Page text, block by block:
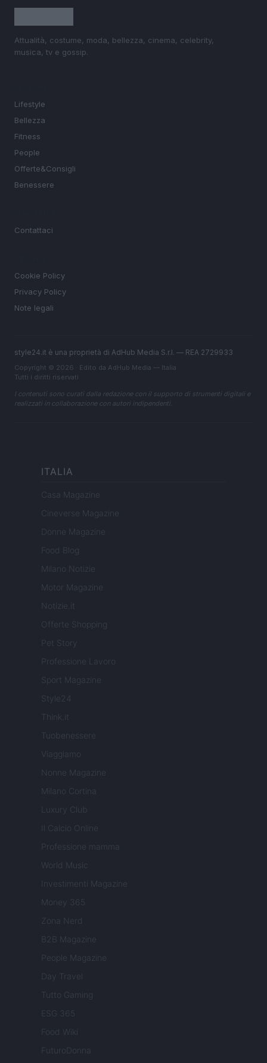
Attualità, costume, moda, bellezza, cinema, celebrity,
musica, tv e gossip.
Lifestyle
Bellezza
Fitness
People
Offerte&Consigli
Benessere
Contattaci
Cookie Policy
Privacy Policy
Note legali
style24.it è una proprietà di AdHub Media S.r.l. — REA 2729933
Copyright © 2026 · Edito da AdHub Media — Italia
Tutti i diritti riservati
I contenuti sono curati dalla redazione con il supporto di strumenti digitali e
realizzati in collaborazione con autori indipendenti.
ITALIA
Casa Magazine
Cineverse Magazine
Donne Magazine
Food Blog
Milano Notizie
Motor Magazine
Notizie.it
Offerte Shopping
Pet Story
Professione Lavoro
Sport Magazine
Style24
Think.it
Tuobenessere
Viaggiamo
Nonne Magazine
Milano Cortina
Luxury Club
Il Calcio Online
Professione mamma
World Music
Investimenti Magazine
Money 365
Zona Nerd
B2B Magazine
People Magazine
Day Travel
Tutto Gaming
ESG 365
Food Wiki
FuturoDonna